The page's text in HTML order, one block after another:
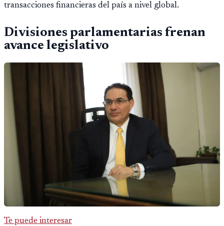
transacciones financieras del país a nivel global.
Divisiones parlamentarias frenan
avance legislativo
Te puede interesar